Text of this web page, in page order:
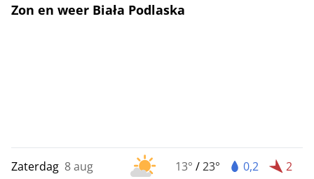
Zon en weer Biała Podlaska
Zaterdag 8 aug 13° /23° 0,2 2